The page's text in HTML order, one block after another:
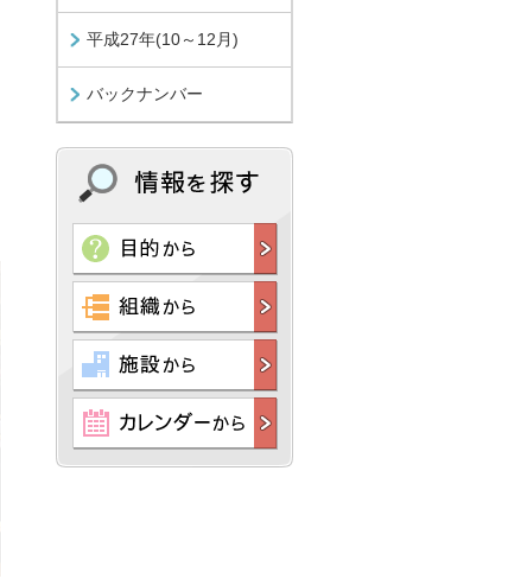
平成27年(10～12月)
バックナンバー